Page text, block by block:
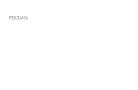
РЕКЛАМА